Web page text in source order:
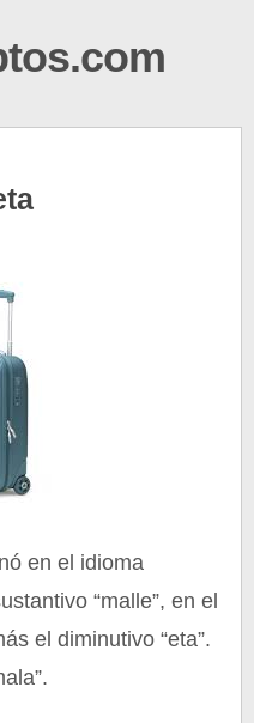
en el idioma
“malle”, en el
el diminutivo “eta”.